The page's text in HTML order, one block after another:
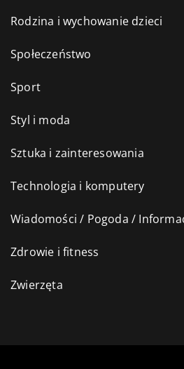
Rodzina i wychowanie dzieci
Społeczeństwo
Sport
Styl i moda
Sztuka i zainteresowania
Technologia i komputery
Wiadomości / Pogoda /
Zdrowie i fitness
Zwierzęta